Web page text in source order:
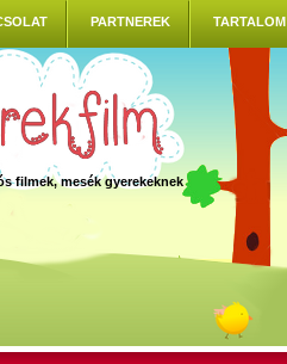
PARTNEREK TARTALOM
filmek, mesék gyerekeknek